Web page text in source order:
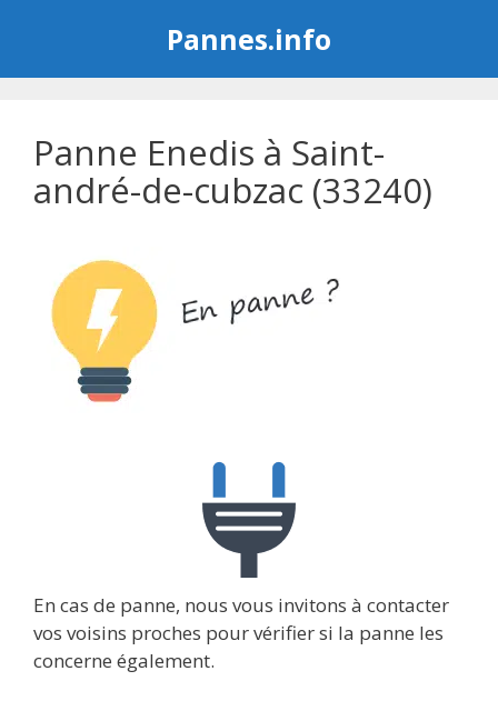
Pannes.info
Panne Enedis à Saint-
andré-de-cubzac (33240)
En cas de panne, nous vous invitons à contacter
vos voisins proches pour vérifier si la panne les
concerne également.